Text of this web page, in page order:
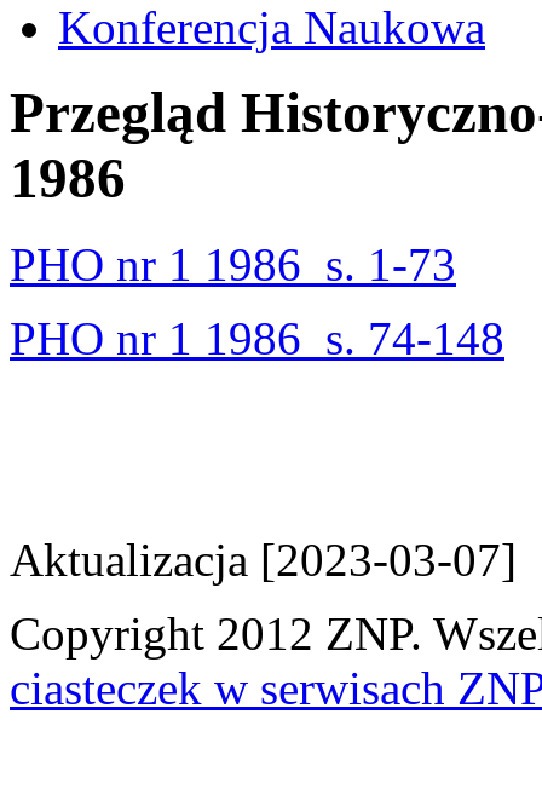
Konferencja Naukowa
Przegląd
1986
PHO nr 1 1986_s. 1-73
PHO nr 1 1986_s. 74-148
Aktualizacja [2023-03-07]
Copyright 2012 ZNP.
ciasteczek w serwisach